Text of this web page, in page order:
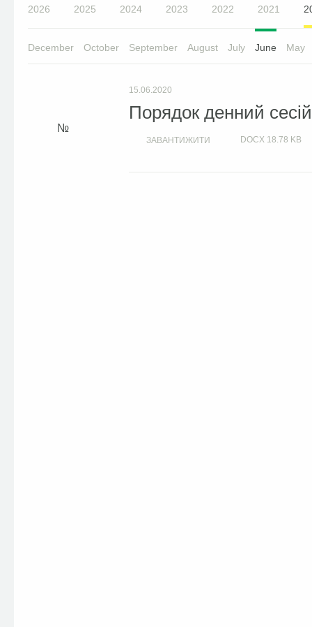
2026 2025 2024 2023 2022 2021
December October September August July June May
15.06.2020
Порядок денний
ЗАВАНТИЖИТИ DOCX 18.78 KB